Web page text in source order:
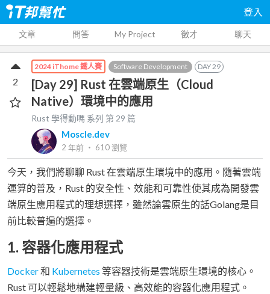
登入
文章 問答 My Project 徵才 聊天
2024 iThome 鐵人賽 Software Development DAY29
[Day 29] Rust 在雲端原生（Cloud
Native）環境中的應用
Rust 學得動嗎 系列 第29 篇
Moscle.dev
2 年前 ‧ 610瀏覽
2
今天，我們將聊聊 Rust 在雲端原生環境中的應用。隨著雲端
運算的普及，Rust 的安全性、效能和可靠性使其成為開發雲
端原生應用程式的理想選擇，雖然論雲原生的話Golang是目
前比較普遍的選擇。
1. 容器化應用程式
Docker和 Kubernetes 等容器技術是雲端原生環境的核心。
Rust 可以輕鬆地構建輕量級、高效能的容器化應用程式。